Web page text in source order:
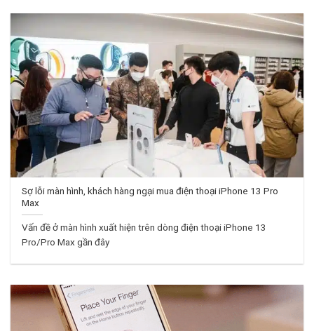
Sợ lỗi màn hình, khách hàng ngại mua điện thoại iPhone 13 Pro
Max
Vấn đề ở màn hình xuất hiện trên dòng điện thoại iPhone 13
Pro/Pro Max gần đây